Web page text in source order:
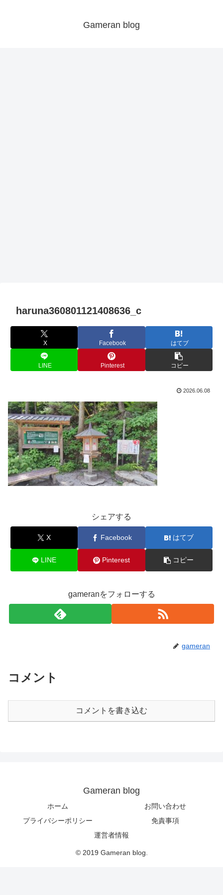
Gameran blog
haruna360801121408636_c
X Facebook はてブ
LINE Pinterest コピー
2026.06.08
シェアする
X Facebook はてブ
LINE Pinterest コピー
gameranをフォローする
gameran
コメント
コメントを書き込む
Gameran blog
ホーム
お問い合わせ
プライバシーポリシー
免責事項
運営者情報
© 2019 Gameran blog.